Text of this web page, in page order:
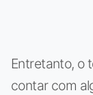
Entretanto, o
contar com